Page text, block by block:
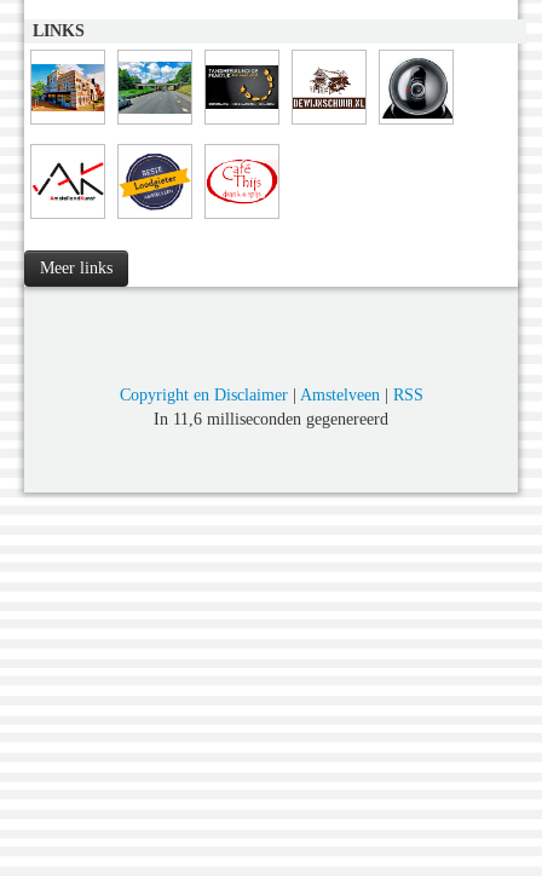
LINKS
Meer links
Copyright en Disclaimer| Amstelveen| RSS
In 11,6 milliseconden gegenereerd